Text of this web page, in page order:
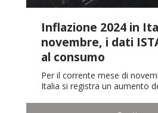
Inflazione 2024 in
novembre, i dati
al consumo
Per il corrente mese di
Italia si registra un aumento